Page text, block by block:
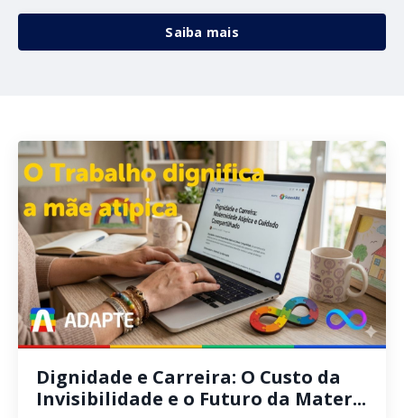
Saiba mais
Dignidade e Carreira: O Custo da
Invisibilidade e o Futuro da Mater...